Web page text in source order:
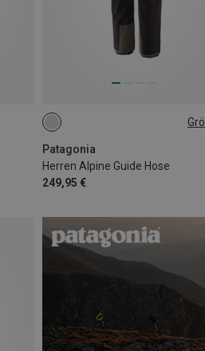
Patagonia
Herren Alpine Guide Hose
249,95 €
S